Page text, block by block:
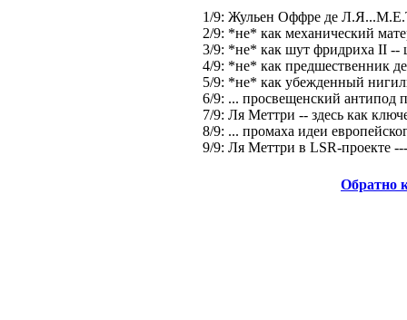
1/9: Жульен Оффре де
2/9: *не* как механический
3/9: *не* как шут фридриха II --
4/9: *не* как предшественник
5/9: *не* как убежденный
6/9: ... просвещенский антипод
7/9: Ля Меттри -- здесь как
8/9: ... промаха идеи
9/9: Ля Меттри в LSR-проекте
Обратно